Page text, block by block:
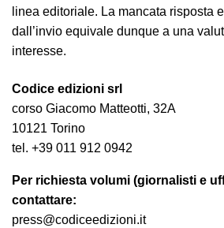
linea editoriale. La mancata risposta
dall’invio equivale dunque a una
interesse.
Codice edizioni srl
corso Giacomo Matteotti, 32A
10121 Torino
tel. +39 011 912 0942
Per richiesta volumi (giornalisti e
contattare:
press@codiceedizioni.it